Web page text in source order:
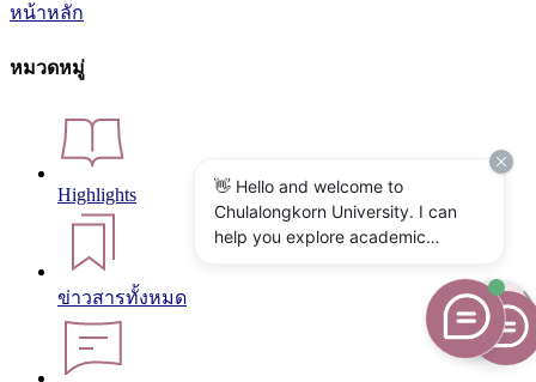
หน้าหลัก
หมวดหมู่
Highlights
ข่าวสารทั้งหมด
👋 Hello and welcome to
Chulalongkorn University. I can
help you explore academic